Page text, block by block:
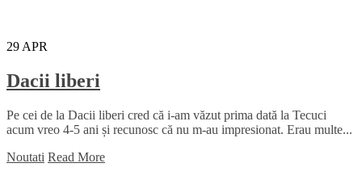
29 APR
Dacii liberi
Pe cei de la Dacii liberi cred că i-am văzut prima dată la Tecuci
acum vreo 4-5 ani și recunosc că nu m-au impresionat. Erau multe...
Noutati Read More